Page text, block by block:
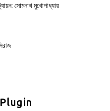
সোমনাথ মুখোপাধ্যায়